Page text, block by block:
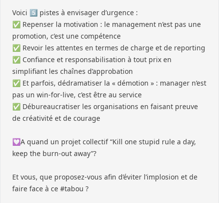
Voici 5️⃣ pistes à envisager d’urgence :
✅ Repenser la motivation : le management n’est pas une
promotion, c’est une compétence
✅ Revoir les attentes en termes de charge et de reporting
✅ Confiance et responsabilisation à tout prix en
simplifiant les chaînes d’approbation
✅ Et parfois, dédramatiser la « démotion » : manager n’est
pas un win-for-live, c’est être au service
✅ Débureaucratiser les organisations en faisant preuve
de créativité et de courage
💟A quand un projet collectif “Kill one stupid rule a day,
keep the burn-out away”?
Et vous, que proposez-vous afin d’éviter l’implosion et de
faire face à ce #tabou ?